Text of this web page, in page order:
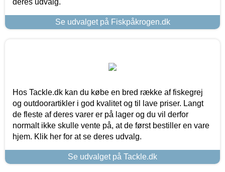
Se udvalget på Fiskpåkrogen.dk
Hos Tackle.dk kan du købe en bred række af fiskegrej
og outdoorartikler i god kvalitet og til lave priser. Langt
de fleste af deres varer er på lager og du vil derfor
normalt ikke skulle vente på, at de først bestiller en vare
hjem. Klik her for at se deres udvalg.
Se udvalget på Tackle.dk